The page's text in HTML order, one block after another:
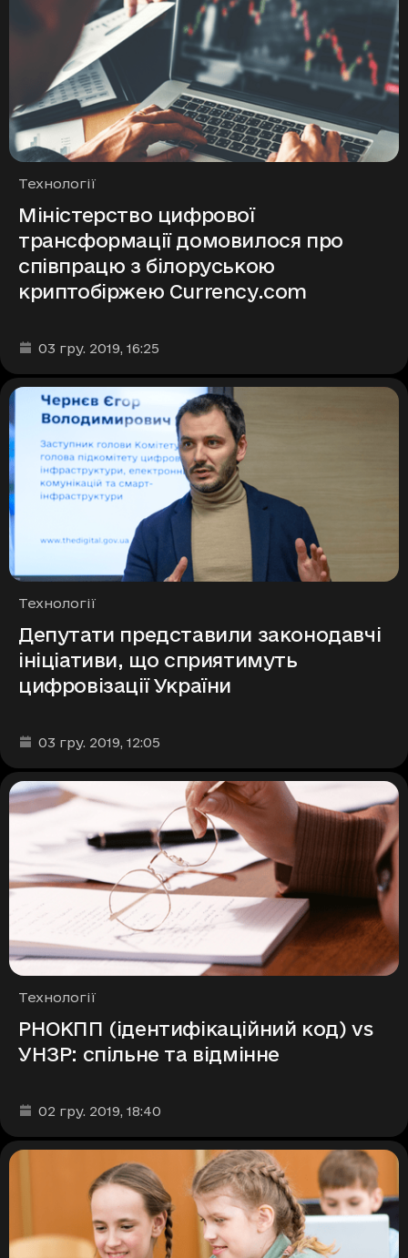
Рубрики
Технології
Міністерство цифрової
трансформації домовилося про
співпрацю з білоруською
криптобіржею Currency.com
Дата та час публікації
03 гру. 2019, 16:25
Рубрики
Технології
Депутати представили законодавчі
ініціативи, що сприятимуть
цифровізації України
Дата та час публікації
03 гру. 2019, 12:05
Рубрики
Технології
РНОКПП (ідентифікаційний код) vs
УНЗР: спільне та відмінне
Дата та час публікації
02 гру. 2019, 18:40